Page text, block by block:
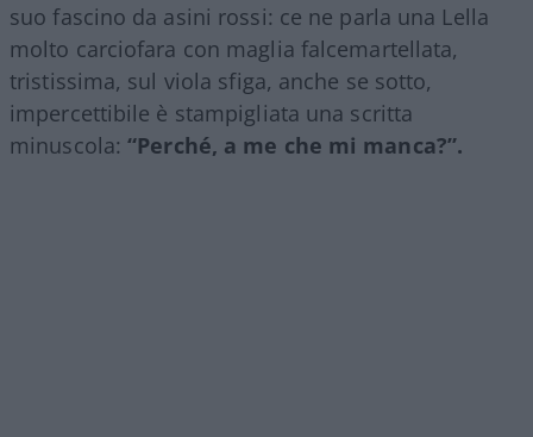
suo fascino da asini rossi: ce ne parla una Lella
molto carciofara con maglia falcemartellata,
tristissima, sul viola sfiga, anche se sotto,
impercettibile è stampigliata una scritta
minuscola: “Perché, a me che mi manca?”.